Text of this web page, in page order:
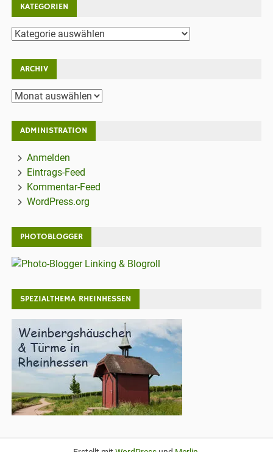
KATEGORIEN
Kategorien
ARCHIV
Archiv
ADMINISTRATION
Anmelden
Eintrags-Feed
Kommentar-Feed
WordPress.org
PHOTOBLOGGER
SPEZIALTHEMA RHEINHESSEN